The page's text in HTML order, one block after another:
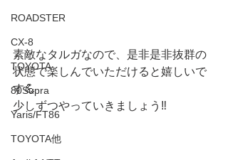
ROADSTER
CX-8
TOYOTA
80Supra
Yaris/FT86
TOYOTA他
素敵なタルガなので、是非是非抜群の
状態で楽しんでいただけると嬉しいで
す💪
少しずつやっていきましょう‼️